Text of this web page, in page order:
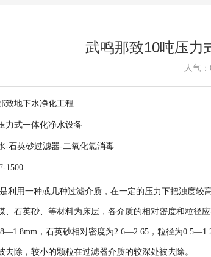
武鸣那致10吨压力
人气：
致地下水净化工程
力式一体化净水设备
-石英砂过滤器-二氧化氯消毒
1500
是利用一种或几种过滤介质，在一定的压力下把浊度较
、石英砂、等材料为床层，各介质的相对密度和粒径
，石英砂相对密度为2.6—2.65，粒径为
去除，较小的颗粒在过滤器介质的较深处被去除。